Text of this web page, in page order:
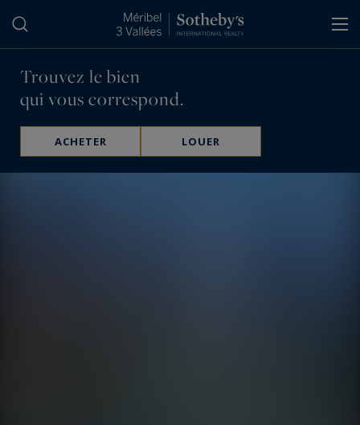
Trouvez le bien
qui vous correspond.
ACHETER LOUER